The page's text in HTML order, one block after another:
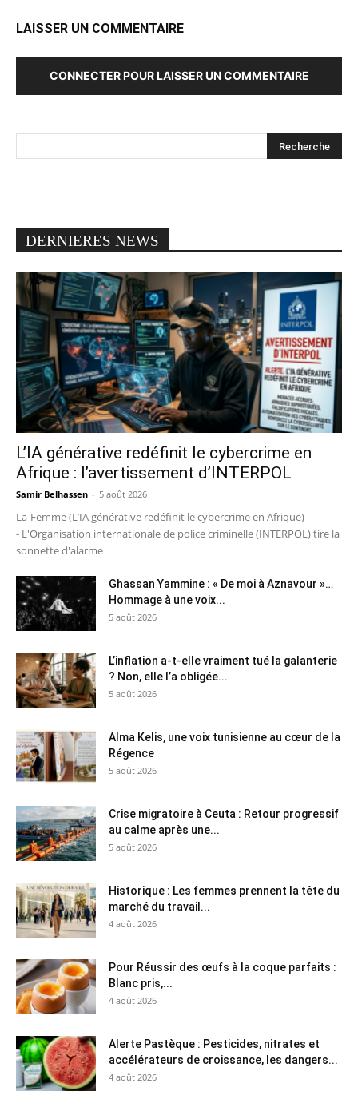
LAISSER UN COMMENTAIRE
CONNECTER POUR LAISSER UN COMMENTAIRE
DERNIERES NEWS
L’IA générative redéfinit le cybercrime en
Afrique : l’avertissement d’INTERPOL
Samir Belhassen - 5 août 2026
La-Femme (L’IA générative redéfinit le cybercrime en Afrique)
- L'Organisation internationale de police criminelle (INTERPOL) tire la
sonnette d'alarme
Ghassan Yammine : « De moi à Aznavour »…
Hommage à une voix...
5 août 2026
L’inflation a-t-elle vraiment tué la galanterie
? Non, elle l’a obligée...
5 août 2026
Alma Kelis, une voix tunisienne au cœur de la
Régence
5 août 2026
Crise migratoire à Ceuta : Retour progressif
au calme après une...
5 août 2026
Historique : Les femmes prennent la tête du
marché du travail...
4 août 2026
Pour Réussir des œufs à la coque parfaits :
Blanc pris,...
4 août 2026
Alerte Pastèque : Pesticides, nitrates et
accélérateurs de croissance, les dangers...
4 août 2026